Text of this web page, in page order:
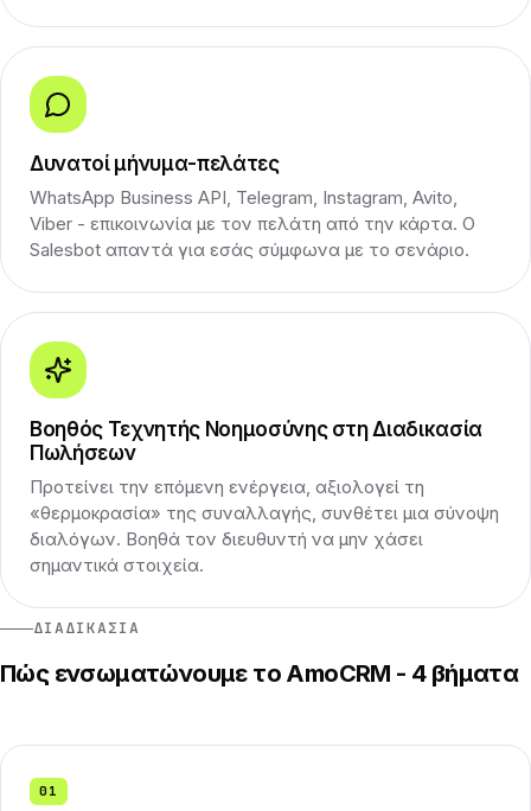
Δυνατοί μήνυμα-πελάτες
WhatsApp Business API, Telegram, Instagram, Avito,
Viber - επικοινωνία με τον πελάτη από την κάρτα. Ο
Salesbot απαντά για εσάς σύμφωνα με το σενάριο.
Βοηθός Τεχνητής Νοημοσύνης στη Διαδικασία
Πωλήσεων
Προτείνει την επόμενη ενέργεια, αξιολογεί τη
«θερμοκρασία» της συναλλαγής, συνθέτει μια σύνοψη
διαλόγων. Βοηθά τον διευθυντή να μην χάσει
σημαντικά στοιχεία.
ΔΙΑΔΙΚΑΣΊΑ
Πώς ενσωματώνουμε το AmoCRM - 4 βήματα
01